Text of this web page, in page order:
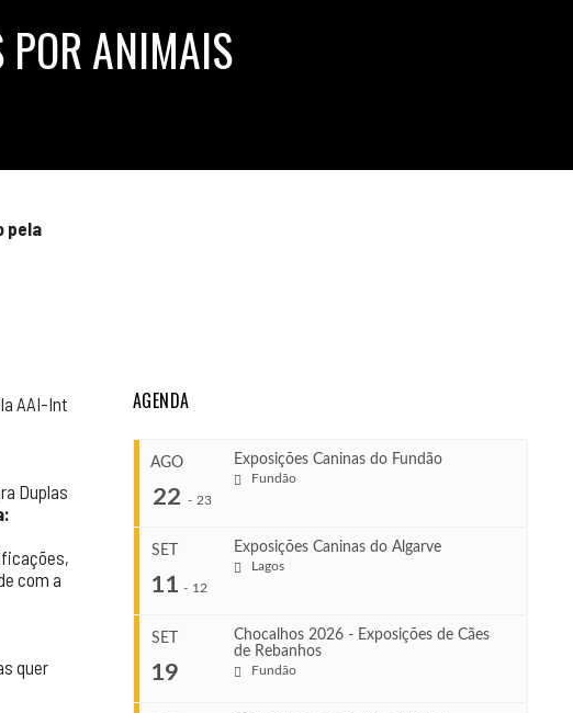
POR ANIMAIS
pela
AAI-Int
Duplas
com a
quer
AGENDA
AGO
22 - 23
Exposições Caninas do Fundão
Fundão
Ago 22, 2026
SET
11 - 12
Exposições Caninas do Algarve
Lagos
SET
19
Chocalhos 2026 - Exposições de Cães
de Rebanhos
Fundão